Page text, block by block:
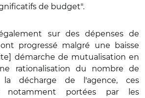
de budget".
sur des dépenses de
progressé malgré une baisse
démarche de mutualisation en
rationalisation du nombre de
la décharge de l'agence, ces
notamment portées par les